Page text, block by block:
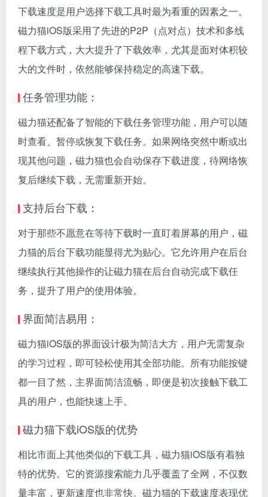
下载速度是用户选择下载工具时最为看重的因素之一。
磁力猫iOS版采用了先进的P2P（点对点）技术和多线
程下载方式，大大提升了下载效率，尤其是面对体积较
大的文件时，依然能够保持稳定的高速下载。
任务管理功能：
磁力猫还配备了智能的下载任务管理功能，用户可以随
时查看、暂停或恢复下载任务。如果网络突然中断或出
现其他问题，磁力猫也会自动保存下载进度，待网络恢
复后继续下载，无需重新开始。
支持后台下载：
对于那些不愿意在等待下载时一直盯着屏幕的用户，磁
力猫的后台下载功能显得尤为贴心。它允许用户在后台
继续执行其他操作的让磁力猫在后台自动完成下载任
务，提升了用户的使用体验。
界面简洁易用：
磁力猫iOS版的界面设计极为简洁大方，用户无需复杂
的学习过程，即可轻松使用其全部功能。所有功能按键
都一目了然，主界面简洁流畅，即便是初次接触下载工
具的用户，也能快速上手。
磁力猫下载iOS版的优势
相比市面上其他类似的下载工具，磁力猫iOS版有着独
特的优势。它的资源搜索能力几乎覆盖了全网，不仅数
量丰富，更新速度也非常快。磁力猫的下载速度表现优